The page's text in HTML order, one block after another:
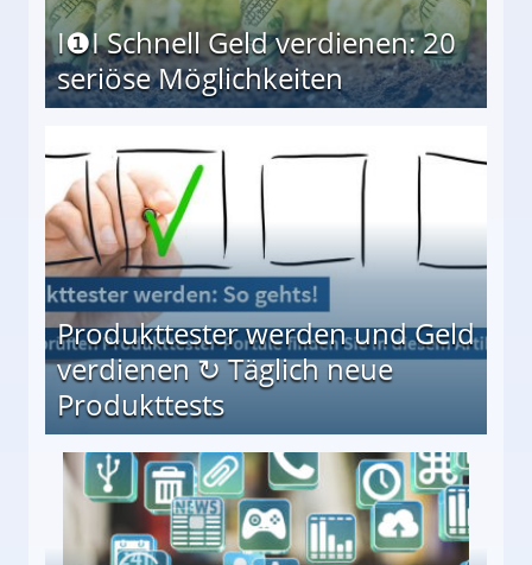
I❶I Schnell Geld verdienen: 20
seriöse Möglichkeiten
Produkttester werden und Geld
verdienen ↻ Täglich neue
Produkttests
↻ Täglich neue Produkttests